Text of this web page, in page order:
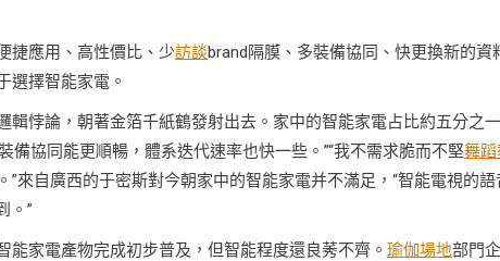
捷應用、高性價比、少訪談brand隔膜、多裝備協同、快更換新的資
選擇智能家電。
悖論，朝著金箔千紙鶴發射出去。家中的智能家電占比約五分之一
協同能更順暢，體系迭代速率也快一些。”“我不需求脆而不堅舞蹈
來自廣西的于密斯對今朝家中的智能家電并不滿足，“智能電視的語
。”
家電產物完成初步普及，但智能程度還良莠不齊。 瑜伽場地部門